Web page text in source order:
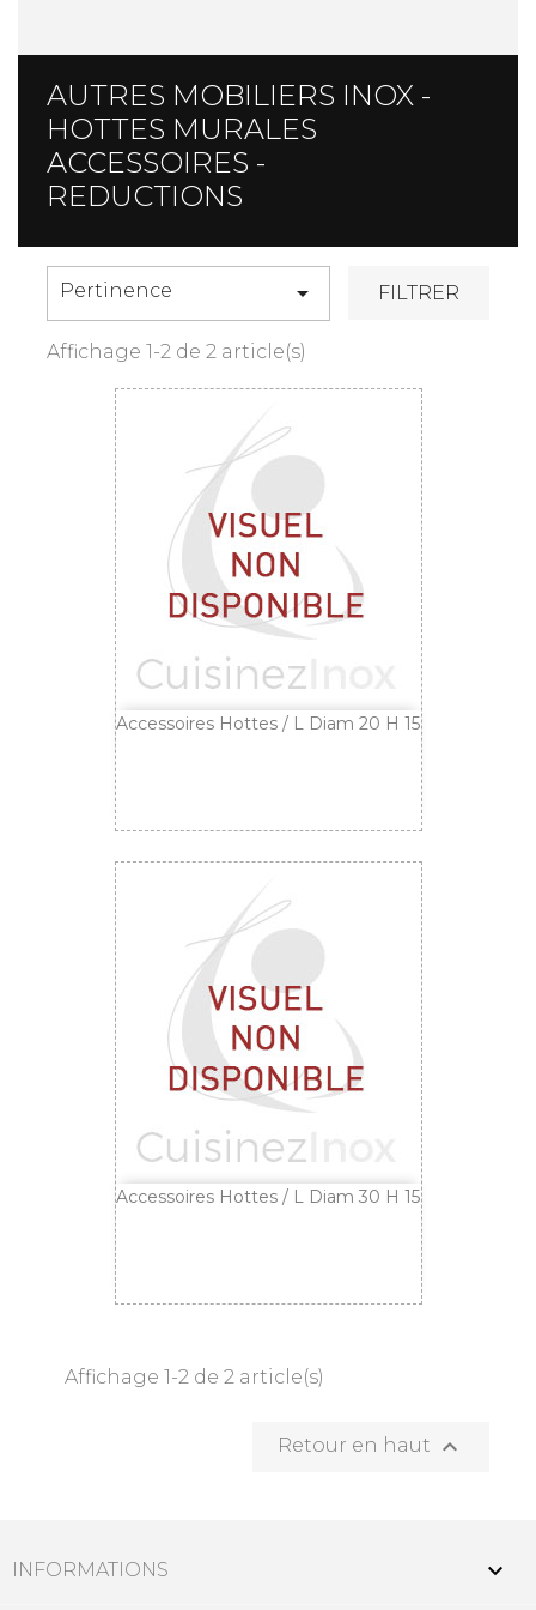
AUTRES MOBILIERS INOX -
HOTTES MURALES
ACCESSOIRES -
REDUCTIONS
Pertinence  FILTRER
Affichage 1-2 de 2 article(s)
Accessoires Hottes / L Diam 20 H 15
Accessoires Hottes / L Diam 30 H 15
Affichage 1-2 de 2 article(s)
Retour en haut 
INFORMATIONS 